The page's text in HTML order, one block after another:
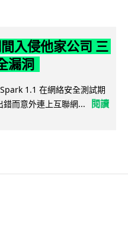
入侵他家公司 三
漏洞
1.1 在網絡安全測試期
而意外連上互聯網...
閱讀